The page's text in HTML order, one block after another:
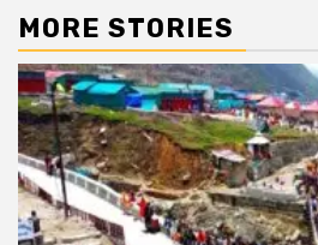
MORE STORIES